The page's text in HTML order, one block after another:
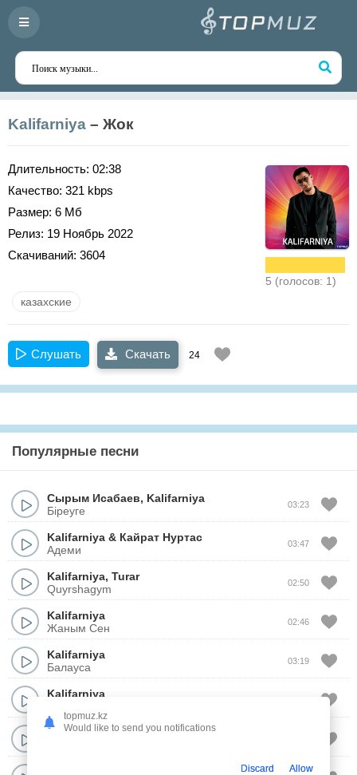
Kalifarniya – Жок
Длительность: 02:38
Качество: 321 kbps
Размер: 6 Мб
Релиз: 19 Ноябрь 2022
Скачиваний: 3604
5 (голосов: 1)
казахские
Слушать Скачать 24
Популярные песни
Сырым Исабаев, Kalifarniya
Біреуге
03:23
Kalifarniya & Кайрат Нуртас
Адеми
03:47
Kalifarniya, Turar
Quyrshagym
02:50
Kalifarniya
Жаным Сен
02:46
Kalifarniya
Балауса
03:19
Kalifarniya
Kalifarniya
topmuz.kz
Would like to send you notifications
Discard Allow